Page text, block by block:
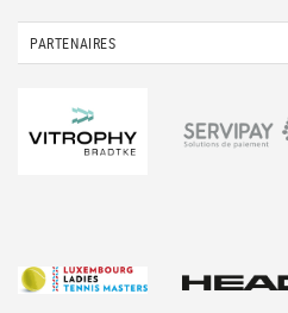
PARTENAIRES